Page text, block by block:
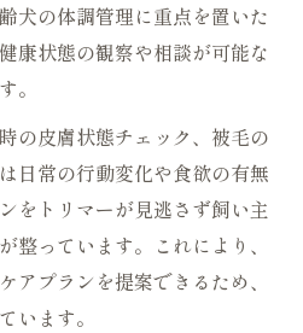
犬の体調管理に重点を置いた
康状態の観察や相談が可能な
。
の皮膚状態チェック、被毛の
日常の行動変化や食欲の有無
をトリマーが見逃さず飼い主
整っています。これにより、
アプランを提案できるため、
います。